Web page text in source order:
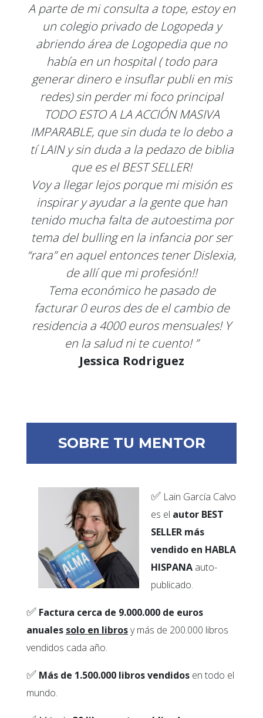
A parte de mi consulta a tope, estoy en
un colegio privado de Logopeda y
abriendo área de Logopedia que no
había en un hospital ( todo para
generar dinero e insuflar publi en mis
redes) sin perder mi foco principal
TODO ESTO A LA ACCIÓN MASIVA
IMPARABLE, que sin duda te lo debo a
tí LAIN y sin duda a la pedazo de biblia
que es el BEST SELLER!
Voy a llegar lejos porque mi misión es
inspirar y ayudar a la gente que han
tenido mucha falta de autoestima por
tema del bulling en la infancia por ser
“rara” en aquel entonces tener Dislexia,
de allí que mi profesión!!
Tema económico he pasado de
facturar 0 euros des de el cambio de
residencia a 4000 euros mensuales! Y
en la salud ni te cuento! ”
Jessica Rodriguez
SOBRE TU MENTOR
✅Lain García Calvo
es el autor BEST
SELLER más
vendido en HABLA
HISPANAauto-
publicado.
✅ Factura cerca de 9.000.000 de euros
anuales solo en librosy más de 200.000 libros
vendidos cada año.
✅ Más de 1.500.000 libros vendidosen todo el
mundo.